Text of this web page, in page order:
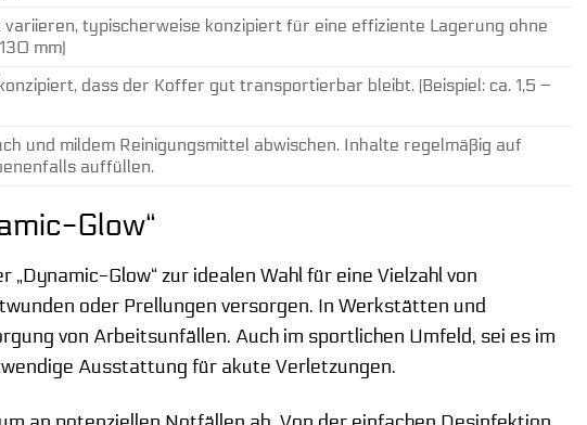
variieren, typischerweise konzipiert für eine effiziente Lagerung ohne
mm)
dass der Koffer gut transportierbar bleibt. (Beispiel: ca. 1,5 –
und mildem Reinigungsmittel abwischen. Inhalte regelmäßig auf
auffüllen.
Glow“
Glow“ zur idealen Wahl für eine Vielzahl von
oder Prellungen versorgen. In Werkstätten und
von Arbeitsunfällen. Auch im sportlichen Umfeld, sei es im
Ausstattung für akute Verletzungen.